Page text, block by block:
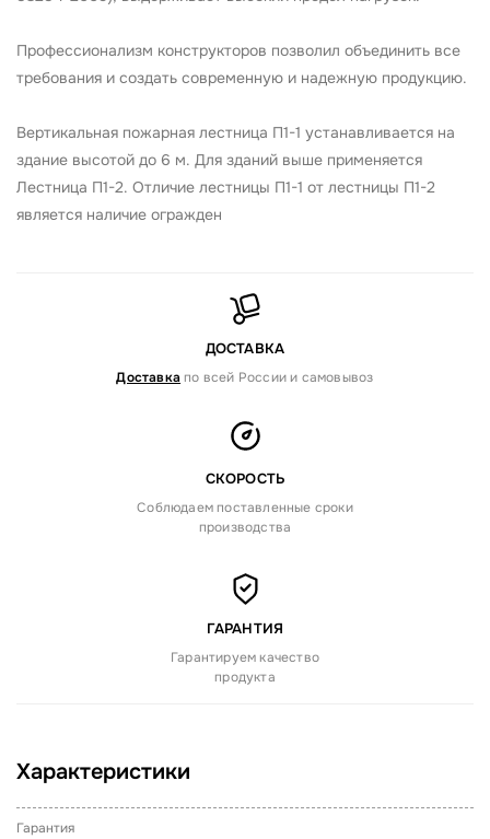
Профессионализм конструкторов позволил объединить все
требования и создать современную и надежную продукцию.
Вертикальная пожарная лестница П1-1 устанавливается на
здание высотой до 6 м. Для зданий выше применяется
Лестница П1-2. Отличие лестницы П1-1 от лестницы П1-2
является наличие огражден
ДОСТАВКА
Доставка по всей России и самовывоз
СКОРОСТЬ
Соблюдаем поставленные сроки
производства
ГАРАНТИЯ
Гарантируем качество
продукта
Характеристики
Гарантия